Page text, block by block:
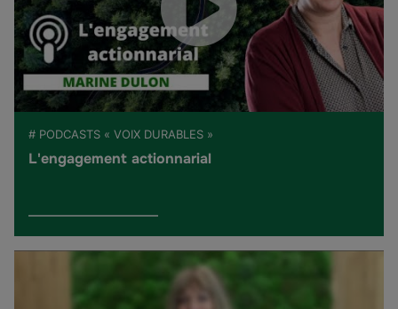
# PODCASTS « VOIX DURABLES »
L'engagement actionnarial